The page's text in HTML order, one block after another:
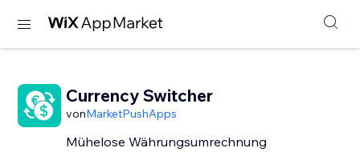
Currency Switcher
vonMarketPushApps
Mühelose Währungsumrechnung